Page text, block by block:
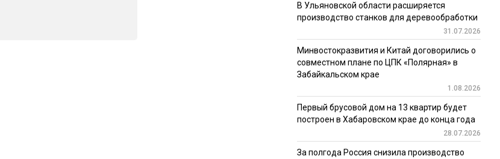
В Ульяновской области расширяется
производство станков для деревообработки
31.07.2026
Минвостокразвития и Китай договорились о
совместном плане по ЦПК «Полярная» в
Забайкальском крае
1.08.2026
Первый брусовой дом на 13 квартир будет
построен в Хабаровском крае до конца года
28.07.2026
За полгода Россия снизила производство